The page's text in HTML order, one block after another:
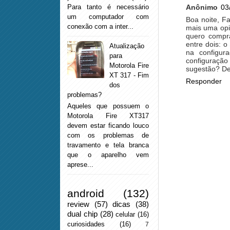
Anônimo
Boa noite,
mais uma
quero
entre dois: o
na
sugestão?
Responder
Para tanto é necessário
um computador com
conexão com a inter...
Atualização
para
Motorola Fire
XT 317 - Fim
dos
problemas?
Aqueles que possuem o
Motorola Fire XT317
devem estar ficando louco
com os problemas de
travamento e tela branca
que o aparelho vem
aprese...
android (132)
review (57) dicas
(38)
dual chip (28) celular (16)
curiosidades
(16) 7